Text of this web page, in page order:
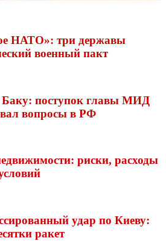
НАТО»: три державы
военный пакт
поступок главы МИД
вопросы в РФ
риски, расходы
удар по Киеву:
ракет